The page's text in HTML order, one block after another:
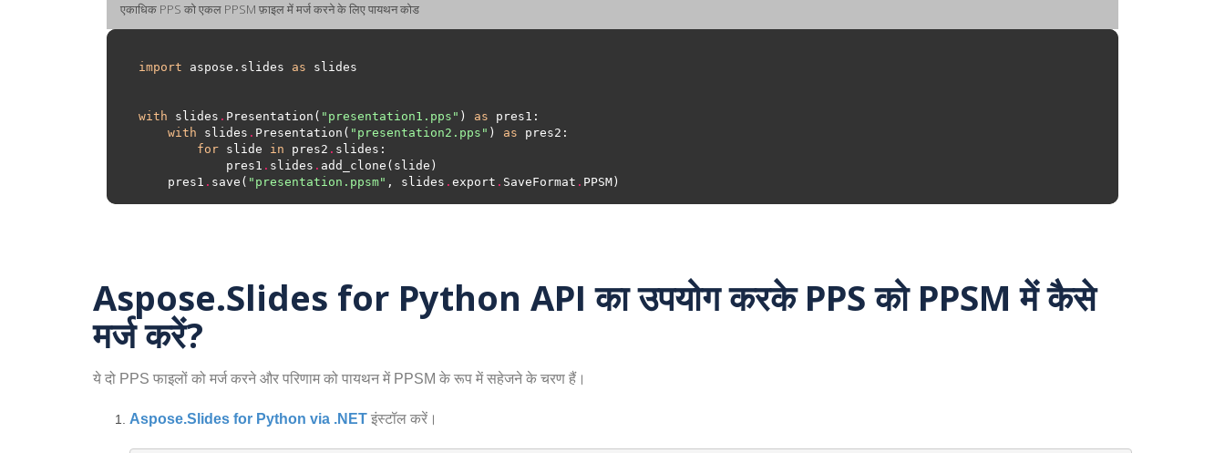
एकाधिक PPS को एकल PPSM फ़ाइल में मर्ज करने के लिए पायथन कोड
import aspose.slides as
with slides . Presentation( "presentation1.pps" ) as
with slides . Presentation( "presentation2.pps" ) as
for slide in pres2 .
            pres1
. slides .
    pres1
. save( "presentation.ppsm" , slides . export . SaveFormat .
Aspose.Slides for Python API का उपयोग करके PPS को PPSM में कैसे
मर्ज करें?
ये दो PPS फाइलों को मर्ज करने और परिणाम को पायथन में PPSM के रूप में सहेजने के चरण हैं।
Aspose.Slides for Python via .NET इंस्टॉल करें।